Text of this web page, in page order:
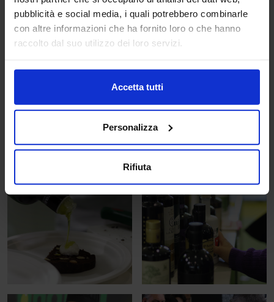
pubblicità e social media, i quali potrebbero combinarle
con altre informazioni che ha fornito loro o che hanno
raccolto dal suo utilizzo dei loro servizi.
Accetta tutti
Personalizza
Rifiuta